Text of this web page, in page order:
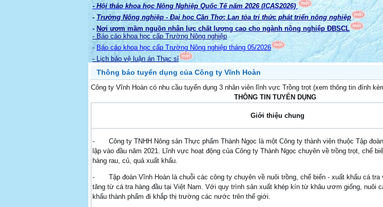
- Hội thảo khoa học Nông Nghiệp Quốc Tế năm 2026 (ICAS2026)
- Trường Nông nghiệp - Đại học Cần Thơ: Lan tỏa tri thức phát triển nông nghiệp
- Nơi ươm mầm nguồn nhân lực chất lượng cao cho ngành nông nghiệp ĐBSCL
- Báo cáo khoa học cấp Trường Nông nghiệp
- Báo cáo khoa học cấp Trường Nông nghiệp tháng 05/2026
- Lịch bảo vệ luận án Thạc sỉ
Thông báo tuyển dụng của Công ty Vĩnh Hoàn
Công ty Vĩnh Hoàn có nhu cầu tuyển dụng 3 nhân viên lĩnh vực Trồng trọt (xem thông tin đính
THÔNG TIN TUYỂN DỤNG
Giới thiệu chung
- Công ty TNHH Nông sản Thực phẩm Thành Ngọc là một Công ty thành viên thuộc Tập
lập vào đầu năm 2021. Lĩnh vực hoạt động của Công ty Thành Ngọc chuyên về trồng trọt, chế
hàng rau, củ, quả xuất khẩu.
- Tập đoàn Vĩnh Hoàn là chuỗi các công ty chuyên về nuôi trồng, chế biến - xuất khẩu cá tra
tăng từ cá tra hàng đầu tại Việt Nam. Với quy trình sản xuất khép kín từ khâu ươm giống, nuôi
khẩu thành phẩm đi khắp thị trường các nước trên thế giới.